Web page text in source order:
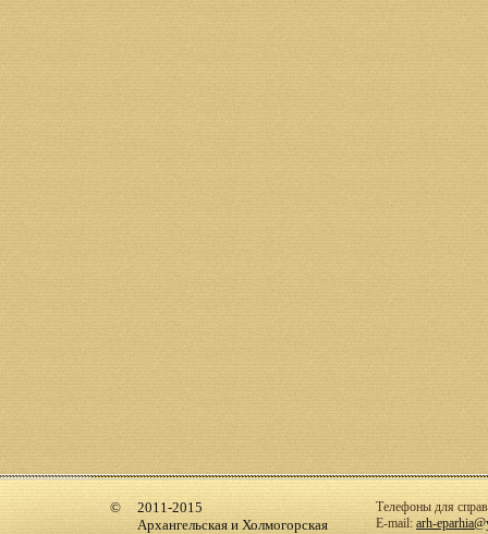
2011-2015
Архангельская и Холмогорская
Телефоны для
E-mail: arh-